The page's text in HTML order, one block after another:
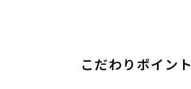
こだわりポイント